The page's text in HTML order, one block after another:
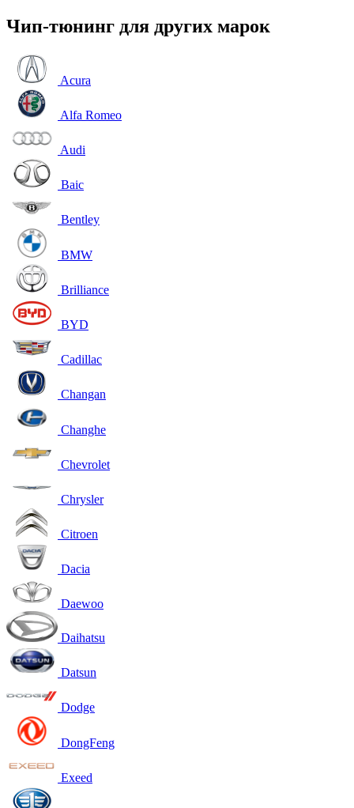
Чип-тюнинг для других марок
Acura
Alfa Romeo
Audi
Baic
Bentley
BMW
Brilliance
BYD
Cadillac
Changan
Changhe
Chevrolet
Chrysler
Citroen
Dacia
Daewoo
Daihatsu
Datsun
Dodge
DongFeng
Exeed